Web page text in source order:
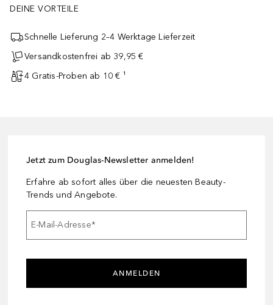
DEINE VORTEILE
Schnelle Lieferung 2–4 Werktage Lieferzeit
Versandkostenfrei ab 39,95 €
4 Gratis-Proben ab 10 € ¹
Jetzt zum Douglas-Newsletter anmelden!
Erfahre ab sofort alles über die neuesten Beauty-
Trends und Angebote.
E-Mail-Adresse*
ANMELDEN